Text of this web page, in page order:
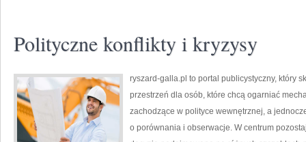
Polityczne konflikty i kryzysy
ryszard-galla.pl to portal publicystyczny, który
przestrzeń dla osób, które chcą ogarniać
zachodzące w polityce wewnętrznej, a
o porównania i obserwacje. W centrum